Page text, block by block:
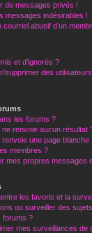
de messages privés !
messages indésirables !
courriel abusif d’un
et d’ignorés ?
supprimer des
les forums ?
renvoie aucun résultat
une page blanche
membres ?
mes propres messages
les favoris et la
ou surveiller des
forums ?
mes surveillances de